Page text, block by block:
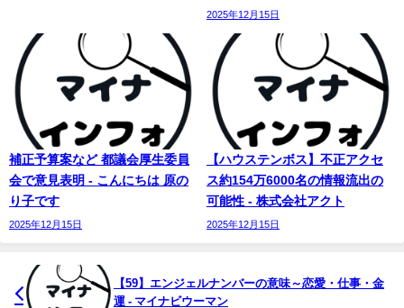
2025年12月15日
補正予算案など 都議会厚生委員
会で意見表明 - こんにちは 原の
り子です
2025年12月15日
【ハウステンボス】不正アクセ
ス約154万6000名の情報流出の
可能性 - 株式会社アクト
2025年12月15日
【59】エンジェルナンバーの意味～恋愛・仕事・金
運 - マイナビウーマン